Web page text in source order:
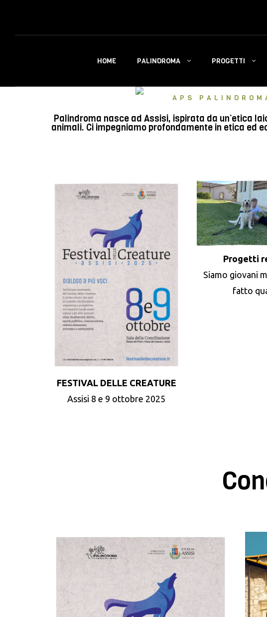
HOME PALINDROMA PROGETTI
APS
Palindroma nasce ad Assisi, ispirata da un’etica
animali. Ci impegniamo profondamente in etica ed
FESTIVAL DELLE CREATURE
Assisi 8 e 9 ottobre 2025
Progetti
Siamo giovani
fatto